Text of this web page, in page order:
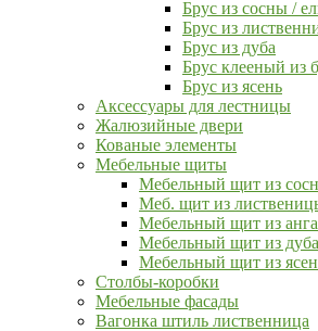
Брус из сосны /
Брус из
Брус из дуба
Брус клееный из
Брус из ясень
Аксессуары для лестницы
Жалюзийные двери
Кованые элементы
Мебельные щиты
Мебельный щит из
Меб. щит из
Мебельный щит из
Мебельный щит из дуба
Мебельный щит из
Столбы-коробки
Мебельные фасады
Вагонка штиль лиственница